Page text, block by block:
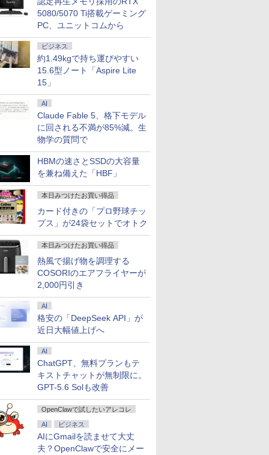
5080/5070 Ti搭載ゲーミング
PC、ユニットコムから
ビジネス
約1.49kgで持ち運びやすい
15.6型ノート「Aspire Lite
15」
AI
Claude Fable 5、格下モデル
に回される不満が85%減。生
物学の質問で
HBMの速さとSSDの大容量
を兼ね備えた「HBF」
本日みつけたお買い得品
カード付きの「プロ野球チッ
プス」が24袋セットでオトク
本日みつけたお買い得品
熱風で揚げ物を調理する
COSORIのエアフライヤーが
2,000円引き
AI
格安の「DeepSeek API」が
近日大幅値上げへ
AI
ChatGPT、無料プランもテ
キストチャットが無制限に。
GPT-5.6 Solも改善
OpenClawで試したいアレコレ
AI ビジネス
AIにGmailを読ませて大丈
夫？OpenClawで安全にメー